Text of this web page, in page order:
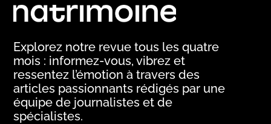
Explorez notre revue tous les quatre
mois : informez-vous, vibrez et
ressentez l’émotion à travers des
articles passionnants rédigés par une
équipe de journalistes et de
spécialistes.